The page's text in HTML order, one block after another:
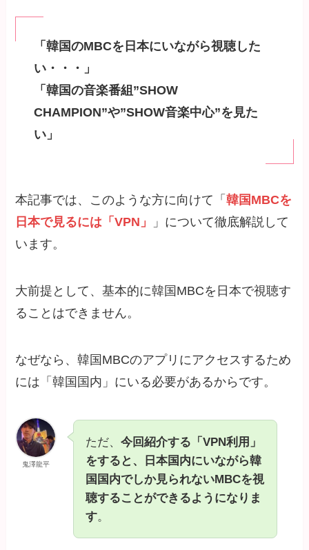
「韓国のMBCを日本にいながら視聴した
い・・・」
「韓国の音楽番組”SHOW
CHAMPION”や”SHOW音楽中心”を見た
い」
本記事では、このような方に向けて「韓国MBCを
日本で見るには「VPN」
」について徹底解説して
います。
大前提として、基本的に韓国MBCを日本で視聴す
ることはできません。
なぜなら、韓国MBCのアプリにアクセスするため
には「韓国国内」にいる必要があるからです。
鬼澤龍平
ただ、今回紹介する「VPN利用」
をすると、日本国内にいながら韓
国国内でしか見られないMBCを視
聴することができるようになりま
す。